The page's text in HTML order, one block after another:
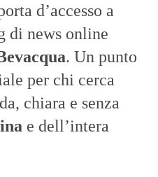
d’accesso a
di news online
. Un punto
per chi cerca
chiara e senza
e dell’intera